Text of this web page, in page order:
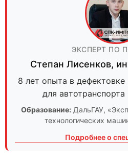
ЭКСПЕРТ ПО
Степан Лисенков,
8 лет опыта в дефектовке
для
Образование: ДальГАУ,
технологических
Подробнее о